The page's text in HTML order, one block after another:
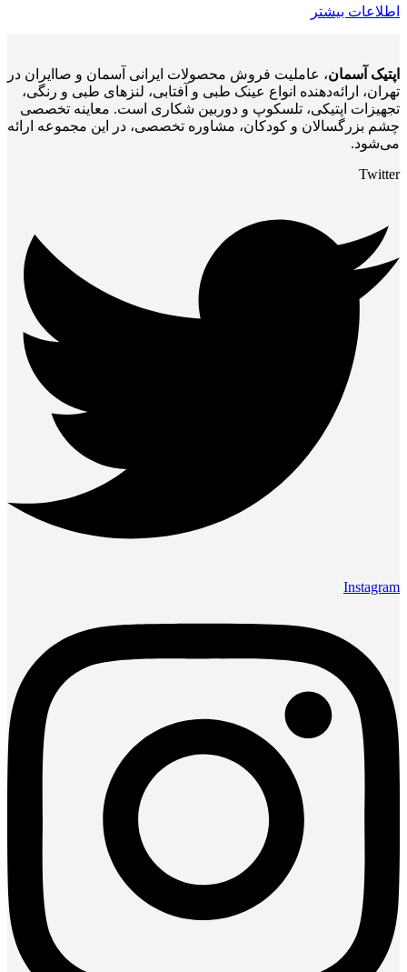
اطلاعات بیشتر
اپتیک آسمان، عاملیت فروش محصولات ایرانی آسمان و صاایران در
تهران، ارائه‌دهنده انواع عینک طبی و آفتابی، لنزهای طبی و رنگی،
تجهیزات اپتیکی، تلسکوپ و دوربین شکاری است. معاینه تخصصی
چشم بزرگسالان و کودکان، مشاوره تخصصی، در این مجموعه ارائه
می‌شود.
Twitter
Instagram